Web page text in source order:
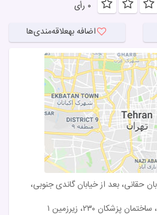
۰ رأی
اضافه بهعلاقه‌مندی‌ها
حقانی، بعد از خیابان گاندی جنوبی،